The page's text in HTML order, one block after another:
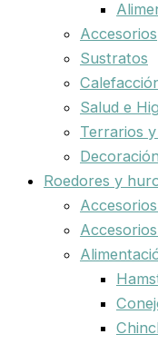
Accesorios
Sustratos
Salud e
Terrarios
Roedores y